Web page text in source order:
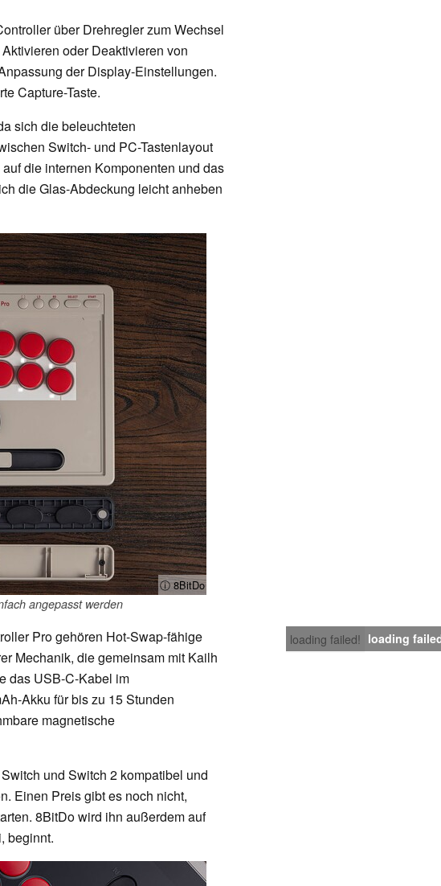
über Drehregler zum Wechsel
oder Deaktivieren von
der Display-Einstellungen.
Capture-Taste.
sich die beleuchteten
Switch- und PC-Tastenlayout
die internen Komponenten und das
die Glas-Abdeckung leicht anheben
ⓘ 8BitDo
angepasst werden
loading failed! loading
Pro gehören Hot-Swap-fähige
Mechanik, die gemeinsam mit Kailh
das USB-C-Kabel im
Akku für bis zu 15 Stunden
magnetische
und Switch 2 kompatibel und
Einen Preis gibt es noch nicht,
8BitDo wird ihn außerdem auf
beginnt.